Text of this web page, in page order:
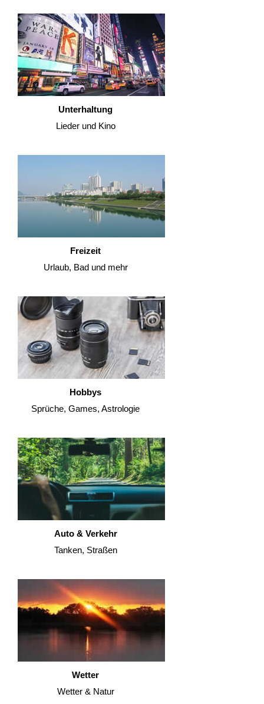
Unterhaltung
Lieder und Kino
Freizeit
Urlaub, Bad und mehr
Hobbys
Sprüche, Games, Astrologie
Auto & Verkehr
Tanken, Straßen
Wetter
Wetter & Natur